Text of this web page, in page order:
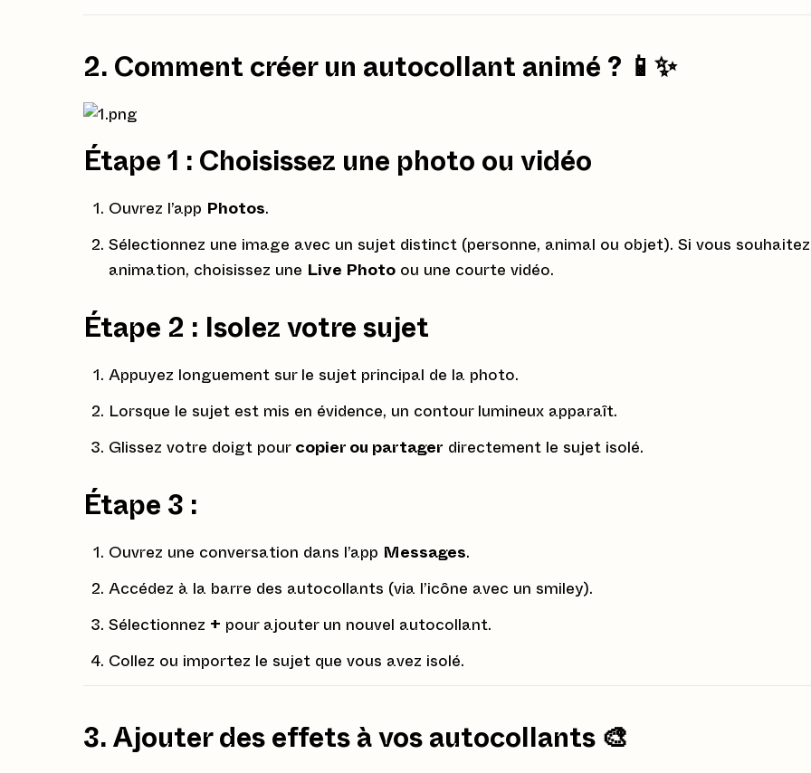
2. Comment créer un autocollant animé ? 📱✨
Étape 1 : Choisissez une photo ou vidéo
Ouvrez l’app Photos.
Sélectionnez une image avec un sujet distinct (personne, animal ou objet). Si vous
animation, choisissez une Live Photo ou une courte vidéo.
Étape 2 : Isolez votre sujet
Appuyez longuement sur le sujet principal de la photo.
Lorsque le sujet est mis en évidence, un contour lumineux apparaît.
Glissez votre doigt pour copier ou partager directement le sujet isolé.
Étape 3 :
Ouvrez une conversation dans l’app Messages.
Accédez à la barre des autocollants (via l’icône avec un smiley).
Sélectionnez + pour ajouter un nouvel autocollant.
Collez ou importez le sujet que vous avez isolé.
3. Ajouter des effets à vos autocollants 🎨